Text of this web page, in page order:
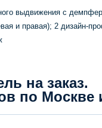
выдвижения с
и правая); 2 дизайн-
на заказ.
по Москве